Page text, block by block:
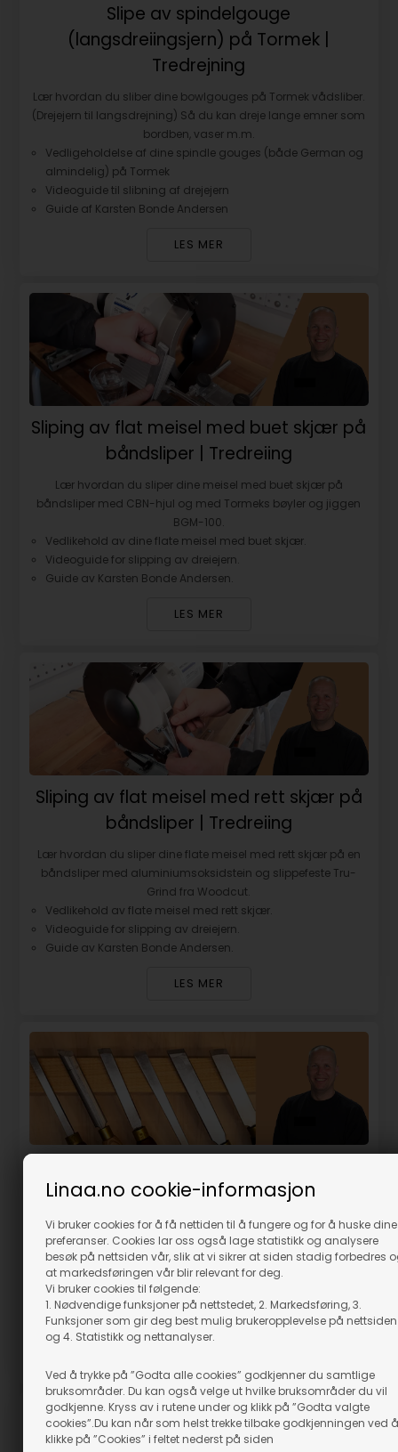
Linaa.no cookie-informasjon
Vi bruker cookies for å få nettiden til å fungere og for å huske dine
preferanser. Cookies lar oss også lage statistikk og analysere
besøk på nettsiden vår, slik at vi sikrer at siden stadig forbedres
at markedsføringen vår blir relevant for deg.
Vi bruker cookies til følgende:
1. Nødvendige funksjoner på nettstedet, 2. Markedsføring, 3.
Funksjoner som gir deg best mulig brukeropplevelse på nettsiden
og 4. Statistikk og nettanalyser.
Ved å trykke på ”Godta alle cookies” godkjenner du samtlige
bruksområder. Du kan også velge ut hvilke bruksområder du vil
godkjenne. Kryss av i rutene under og klikk på ”Godta valgte
cookies”.Du kan når som helst trekke tilbake godkjenningen ved å
klikke på ”Cookies” i feltet nederst på siden
Slipe av spindelgouge
(langsdreiingsjern) på Tormek |
Tredrejning
Lær hvordan du sliber dine bowlgouges på Tormek vådsliber.
(Drejejern til langsdrejning) Så du kan dreje lange emner som
bordben, vaser m.m.
Vedligeholdelse af dine spindle gouges (både German og
almindelig) på Tormek
Videoguide til slibning af drejejern
Guide af Karsten Bonde Andersen
LES MER
Sliping av flat meisel med buet skjær på
båndsliper | Tredreiing
Lær hvordan du sliper dine meisel med buet skjær på
båndsliper med CBN-hjul og med Tormeks bøyler og jiggen
BGM-100.
Vedlikehold av dine flate meisel med buet skjær.
Videoguide for slipping av dreiejern.
Guide av Karsten Bonde Andersen.
LES MER
Sliping av flat meisel med rett skjær på
båndsliper | Tredreiing
Lær hvordan du sliper dine flate meisel med rett skjær på en
båndsliper med aluminiumsoksidstein og slippefeste Tru-
Grind fra Woodcut.
Vedlikehold av flate meisel med rett skjær.
Videoguide for slipping av dreiejern.
Guide av Karsten Bonde Andersen.
LES MER
forskjellige typene meisel | Tredreiing
Lær å slipe meisel din for tredreiing. Med denne guiden blir du
tatt i hånden og guidet til hvilken slibeguide som passer til din
meisel.
Vedlikehold av meisel for tredreiing.
Veiledning for å finne den riktige slipingen av din meisel.
Guide av Karsten Bonde Andersen